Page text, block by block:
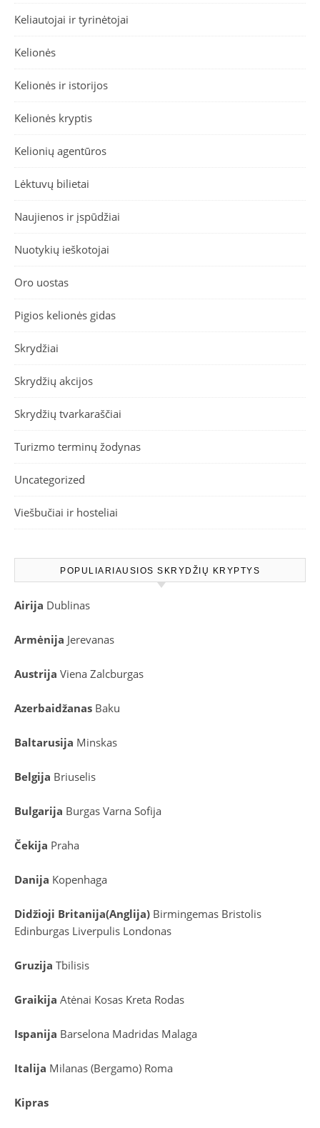
Keliautojai ir tyrinėtojai
Kelionės
Kelionės ir istorijos
Kelionės kryptis
Kelionių agentūros
Lėktuvų bilietai
Naujienos ir įspūdžiai
Nuotykių ieškotojai
Oro uostas
Pigios kelionės gidas
Skrydžiai
Skrydžių akcijos
Skrydžių tvarkaraščiai
Turizmo terminų žodynas
Uncategorized
Viešbučiai ir hosteliai
POPULIARIAUSIOS SKRYDŽIŲ KRYPTYS
Airija Dublinas
Armėnija Jerevanas
Austrija Viena Zalcburgas
Azerbaidžanas Baku
Baltarusija Minskas
Belgija Briuselis
Bulgarija Burgas Varna Sofija
Čekija Praha
Danija Kopenhaga
Didžioji Britanija(Anglija) Birmingemas Bristolis
Edinburgas Liverpulis Londonas
Gruzija Tbilisis
Graikija Atėnai Kosas Kreta Rodas
Ispanija Barselona Madridas Malaga
Italija Milanas (Bergamo) Roma
Kipras